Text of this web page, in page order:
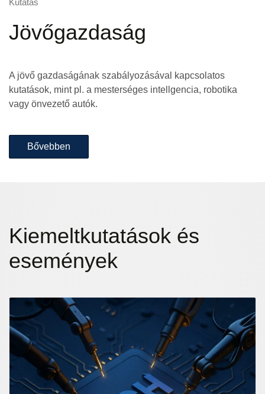
Kutatás
Jövőgazdaság
A jövő gazdaságának szabályozásával kapcsolatos
kutatások, mint pl. a mesterséges intellgencia, robotika
vagy önvezető autók.
Bővebben
Kiemeltkutatások és
események